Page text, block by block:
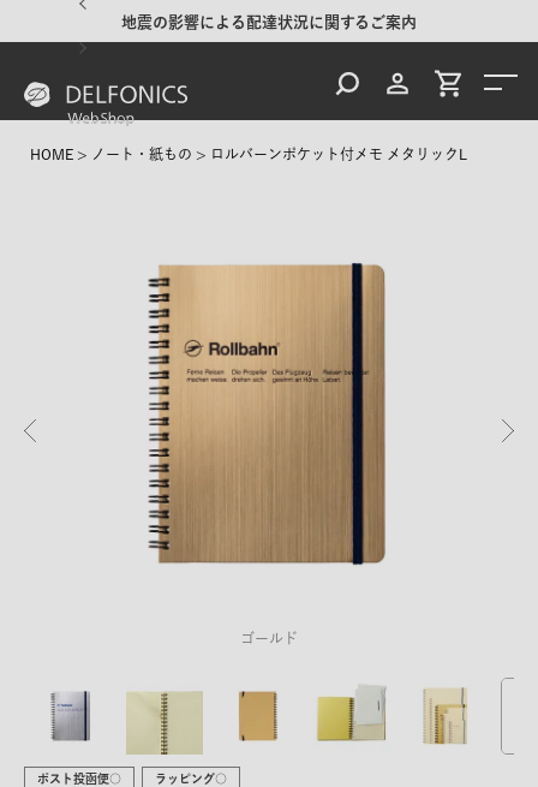
地震の影響による配達状況に関するご案内
HOME ノート・紙もの ロルバーンポケット付メモ メタリックL
ゴールド
ポスト投函便○ ラッピング○